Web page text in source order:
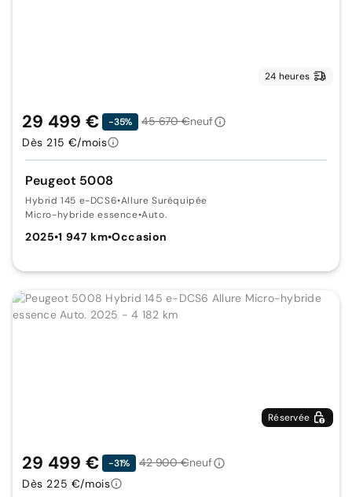
24 heures
Peugeot 5008
Hybrid 145 e-DCS6•Allure Suréquipée
Micro-hybride essence•Auto.
2025•1 947 km•Occasion
29 499 € -35% 45 670 €neuf
Dès 215 €/mois
Réservée
29 499 € -31% 42 900 €neuf
Dès 225 €/mois